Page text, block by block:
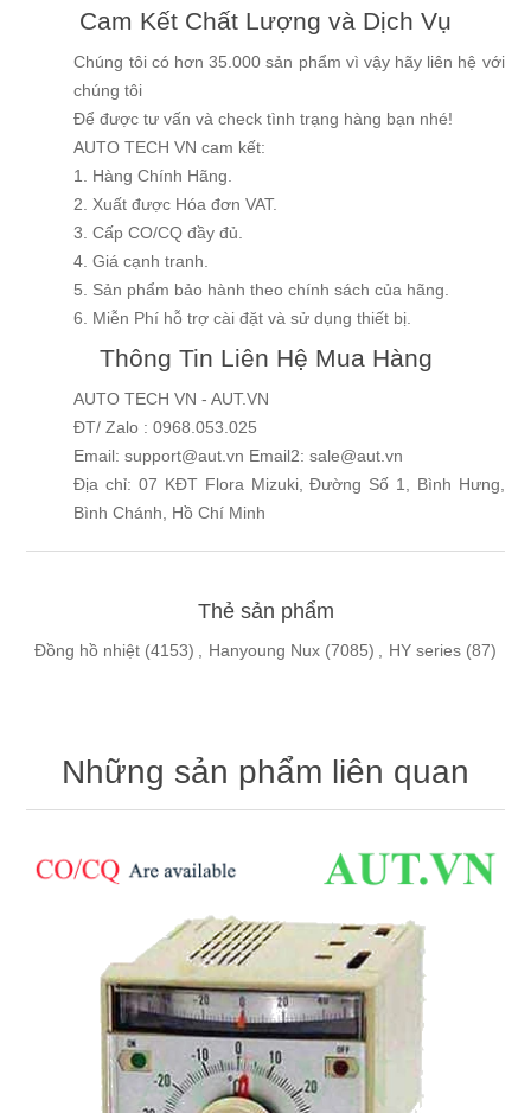
Cam Kết Chất Lượng và Dịch Vụ
Chúng tôi có hơn 35.000 sản phẩm vì vậy hãy liên hệ với
chúng tôi
Để được tư vấn và check tình trạng hàng bạn nhé!
AUTO TECH VN cam kết:
1. Hàng Chính Hãng.
2. Xuất được Hóa đơn VAT.
3. Cấp CO/CQ đầy đủ.
4. Giá cạnh tranh.
5. Sản phẩm bảo hành theo chính sách của hãng.
6. Miễn Phí hỗ trợ cài đặt và sử dụng thiết bị.
Thông Tin Liên Hệ Mua Hàng
AUTO TECH VN - AUT.VN
ĐT/ Zalo : 0968.053.025
Email: support@aut.vn Email2: sale@aut.vn
Địa chỉ: 07 KĐT Flora Mizuki, Đường Số 1, Bình Hưng,
Bình Chánh, Hồ Chí Minh
Thẻ sản phẩm
Đồng hồ nhiệt (4153) , Hanyoung Nux (7085) , HY series (87)
Những sản phẩm liên quan